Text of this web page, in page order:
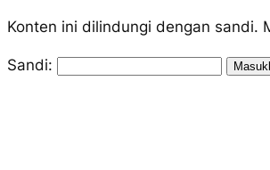
Konten ini dilindungi dengan sandi.
Sandi: